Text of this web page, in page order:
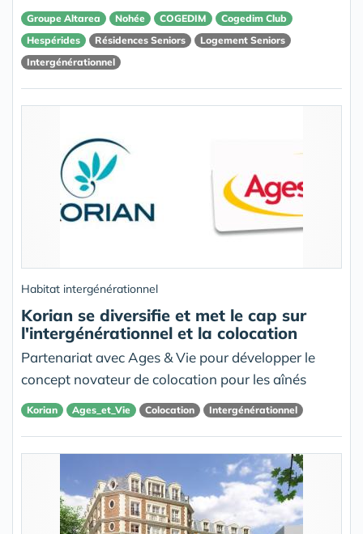
Groupe Altarea Nohée COGEDIM
Cogedim Club
Hespérides
Résidences Seniors
Logement Seniors
Intergénérationnel
Habitat intergénérationnel
Korian se diversifie et met le cap sur
l'intergénérationnel et la colocation
Partenariat avec Ages & Vie pour développer le
concept novateur de colocation pour les aînés
Korian Ages_et_Vie Colocation Intergénérationnel